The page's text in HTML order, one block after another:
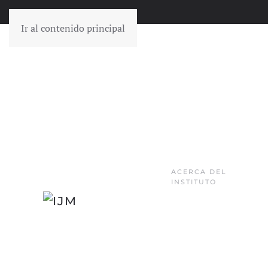
Ir al contenido principal
ACERCA DEL
INSTITUTO